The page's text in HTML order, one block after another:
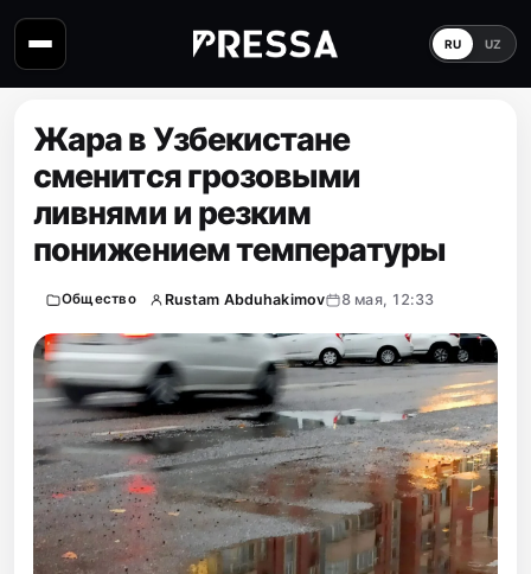
RU UZ
Жара в Узбекистане
сменится грозовыми
ливнями и резким
понижением температуры
Общество Rustam Abduhakimov 8 мая, 12:33